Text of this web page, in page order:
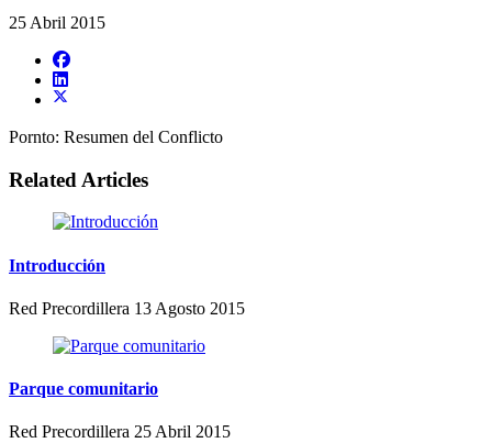
25 Abril 2015
Pornto: Resumen del Conflicto
Related Articles
Introducción
Red Precordillera 13 Agosto 2015
Parque comunitario
Red Precordillera 25 Abril 2015